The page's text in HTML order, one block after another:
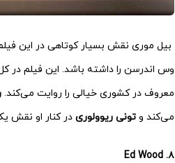
بیل موری نقش بسیار کوتاهی در این
وس اندرسن را داشته باشد. این فیلم
معروف در کشوری خیالی را روایت می‌کند.
می‌کند و تونی ریوولوری در کنار او نقش
۸. Ed Wood